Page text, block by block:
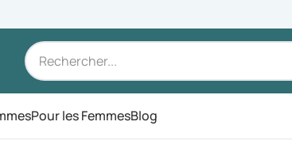
Pour les FemmesBlog